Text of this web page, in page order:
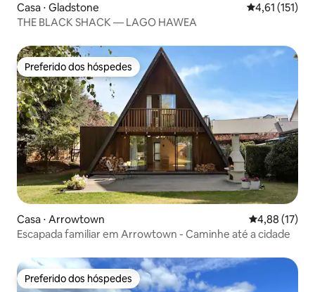
Casa ⋅ Gladstone 4,61 de uma
4,61 (151)
THE BLACK SHACK — LAGO HAWEA
Preferido dos hóspedes
Preferido dos hóspedes
Casa ⋅ Arrowtown 4,88 de uma
4,88 (17)
Escapada familiar em Arrowtown - Caminhe até a cidade
Preferido dos hóspedes
Preferido dos hóspedes